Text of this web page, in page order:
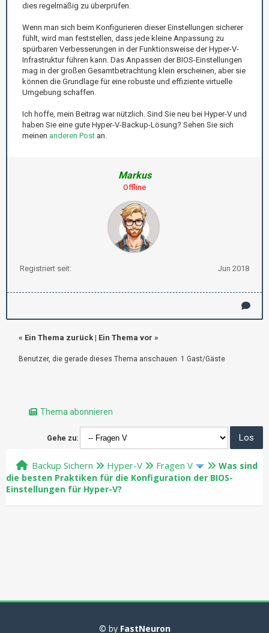
dies regelmäßig zu überprüfen.
Wenn man sich beim Konfigurieren dieser Einstellungen sicherer
fühlt, wird man feststellen, dass jede kleine Anpassung zu
spürbaren Verbesserungen in der Funktionsweise der Hyper-V-
Infrastruktur führen kann. Das Anpassen der BIOS-Einstellungen
mag in der großen Gesamtbetrachtung klein erscheinen, aber sie
können die Grundlage für eine robuste und effiziente virtuelle
Umgebung schaffen.
Ich hoffe, mein Beitrag war nützlich. Sind Sie neu bei Hyper-V und
haben Sie eine gute Hyper-V-Backup-Lösung? Sehen Sie sich
meinen anderen Post an.
Markus
Offline
Registriert seit: Jun 2018
« Ein Thema zurück | Ein Thema vor »
Benutzer, die gerade dieses Thema anschauen: 1 Gast/Gäste
Thema abonnieren
Gehe zu:
Backup Sichern Hyper-V Fragen V
Was sind
die besten Praktiken für die Konfiguration der BIOS-
Einstellungen für Hyper-V?
© by FastNeuron